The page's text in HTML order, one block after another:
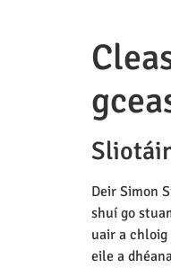
Deir Simon
shuí go
uair a chloig
eile a